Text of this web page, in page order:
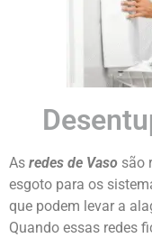
As redes de Vaso são
esgoto para os
que podem levar a
Quando essas redes